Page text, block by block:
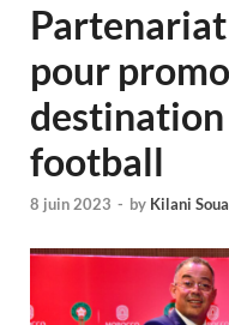
pour
football
8 juin 2023 - by Kilani